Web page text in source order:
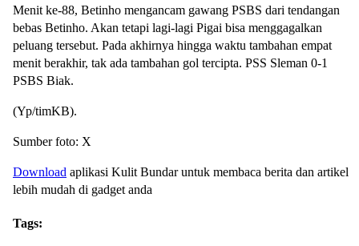
Menit ke-88, Betinho mengancam gawang PSBS dari tendangan
bebas Betinho. Akan tetapi lagi-lagi Pigai bisa menggagalkan
peluang tersebut. Pada akhirnya hingga waktu tambahan empat
menit berakhir, tak ada tambahan gol tercipta. PSS Sleman 0-1
PSBS Biak.
(Yp/timKB).
Sumber foto: X
Download aplikasi Kulit Bundar untuk membaca berita dan artikel
lebih mudah di gadget anda
Tags: